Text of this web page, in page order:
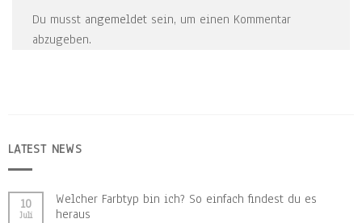
Du musst angemeldet sein, um einen Kommentar
abzugeben.
LATEST NEWS
10
Juli
Welcher Farbtyp bin ich? So einfach findest du es
heraus